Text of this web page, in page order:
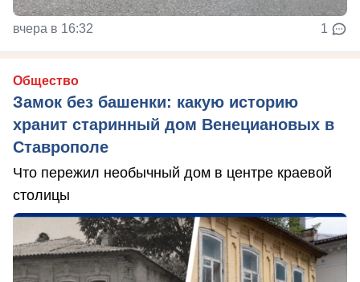
вчера в 16:32 1
Общество
Замок без башенки: какую историю
хранит старинный дом Венециановых в
Ставрополе
Что пережил необычный дом в центре краевой
столицы